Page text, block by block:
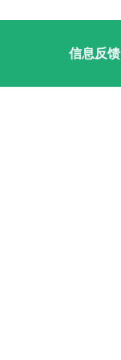
信息反馈